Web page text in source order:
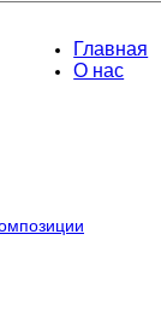
Главная
О нас